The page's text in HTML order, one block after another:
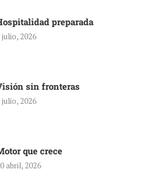
preparada
julio, 2026
sin fronteras
julio, 2026
que crece
abril, 2026